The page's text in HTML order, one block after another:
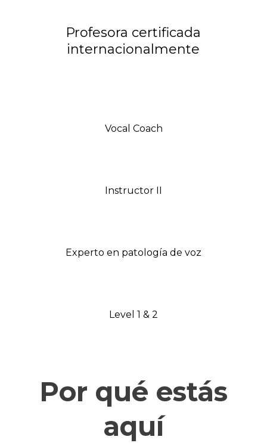
Profesora certificada
internacionalmente
Vocal Coach
Instructor II
Experto en patología de voz
Level 1 & 2
Por qué estás
aquí